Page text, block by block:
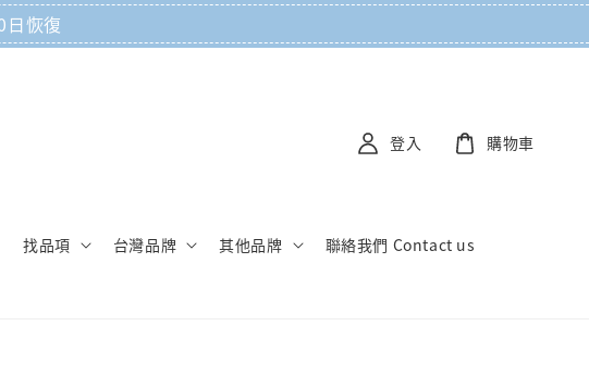
恢復
找品項 台灣品牌 其他品牌 聯絡我們 Contact us
登入 購物車